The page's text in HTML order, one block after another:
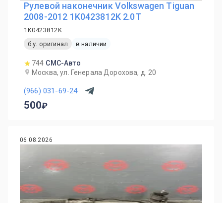
Рулевой наконечник Volkswagen Tiguan
2008-2012 1K0423812K 2.0T
1K0423812K
б.у. оригинал
в наличии
744 СМС-Авто
Москва, ул. Генерала Дорохова, д. 20
(966) 031-69-24
500
06.08.2026